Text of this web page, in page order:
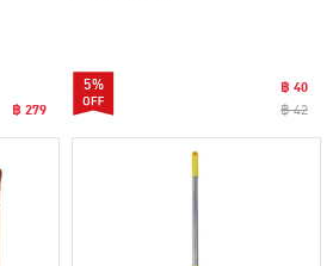
฿ 279
5%
฿ 40
฿ 42